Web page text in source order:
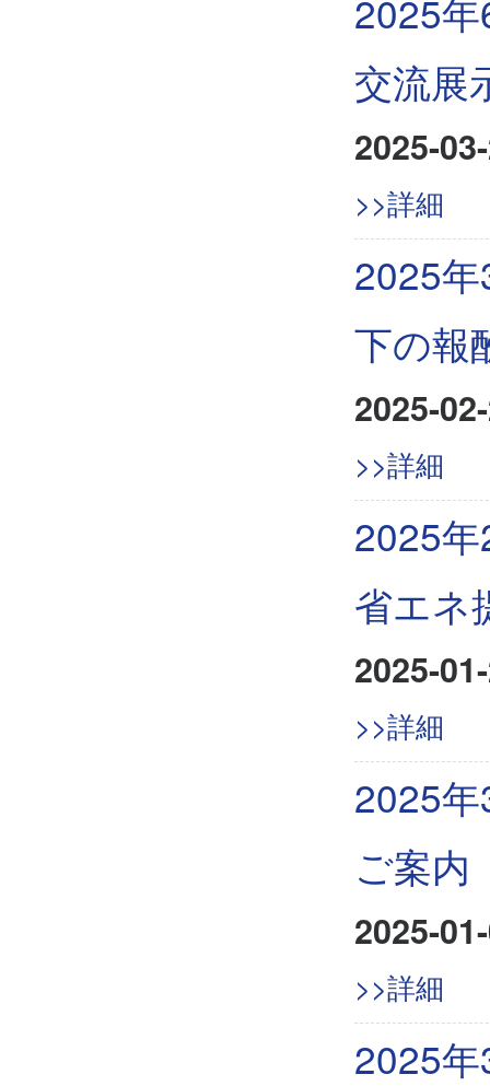
2025
交流展
2025-
>>詳細
2025
下の報
2025-
>>詳細
2025
省エネ
2025-
>>詳細
2025
ご案内
2025-
>>詳細
2025